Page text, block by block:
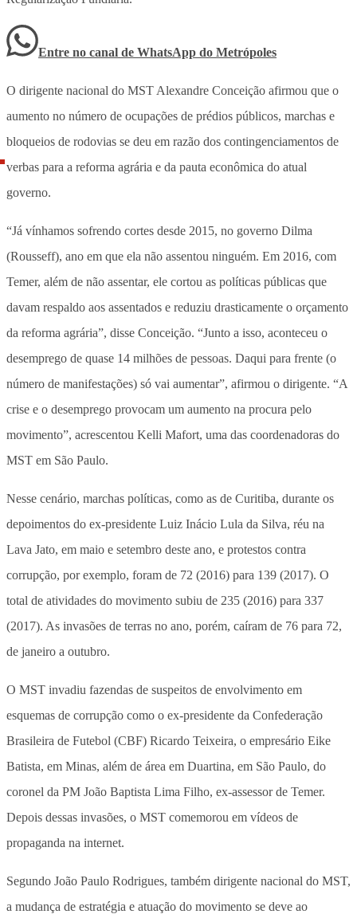
Entre no canal de WhatsApp do Metrópoles
O dirigente nacional do MST Alexandre Conceição afirmou que o
aumento no número de ocupações de prédios públicos, marchas e
bloqueios de rodovias se deu em razão dos contingenciamentos de
verbas para a reforma agrária e da pauta econômica do atual
governo.
“Já vínhamos sofrendo cortes desde 2015, no governo Dilma
(Rousseff), ano em que ela não assentou ninguém. Em 2016, com
Temer, além de não assentar, ele cortou as políticas públicas que
davam respaldo aos assentados e reduziu drasticamente o orçamento
da reforma agrária”, disse Conceição. “Junto a isso, aconteceu o
desemprego de quase 14 milhões de pessoas. Daqui para frente (o
número de manifestações) só vai aumentar”, afirmou o dirigente. “A
crise e o desemprego provocam um aumento na procura pelo
movimento”, acrescentou Kelli Mafort, uma das coordenadoras do
MST em São Paulo.
Nesse cenário, marchas políticas, como as de Curitiba, durante os
depoimentos do ex-presidente Luiz Inácio Lula da Silva, réu na
Lava Jato, em maio e setembro deste ano, e protestos contra
corrupção, por exemplo, foram de 72 (2016) para 139 (2017). O
total de atividades do movimento subiu de 235 (2016) para 337
(2017). As invasões de terras no ano, porém, caíram de 76 para 72,
de janeiro a outubro.
O MST invadiu fazendas de suspeitos de envolvimento em
esquemas de corrupção como o ex-presidente da Confederação
Brasileira de Futebol (CBF) Ricardo Teixeira, o empresário Eike
Batista, em Minas, além de área em Duartina, em São Paulo, do
coronel da PM João Baptista Lima Filho, ex-assessor de Temer.
Depois dessas invasões, o MST comemorou em vídeos de
propaganda na internet.
Segundo João Paulo Rodrigues, também dirigente nacional do MST,
a mudança de estratégia e atuação do movimento se deve ao